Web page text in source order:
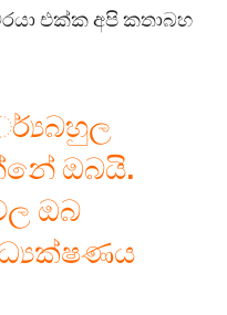
එක්ක අපි කතාබහ
ඔබයි.
ඔබ